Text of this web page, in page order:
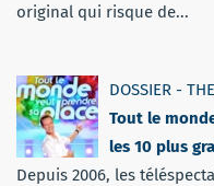
original qui risque de...
DOSSIER -
Tout le
les 10 plus
Depuis 2006, les